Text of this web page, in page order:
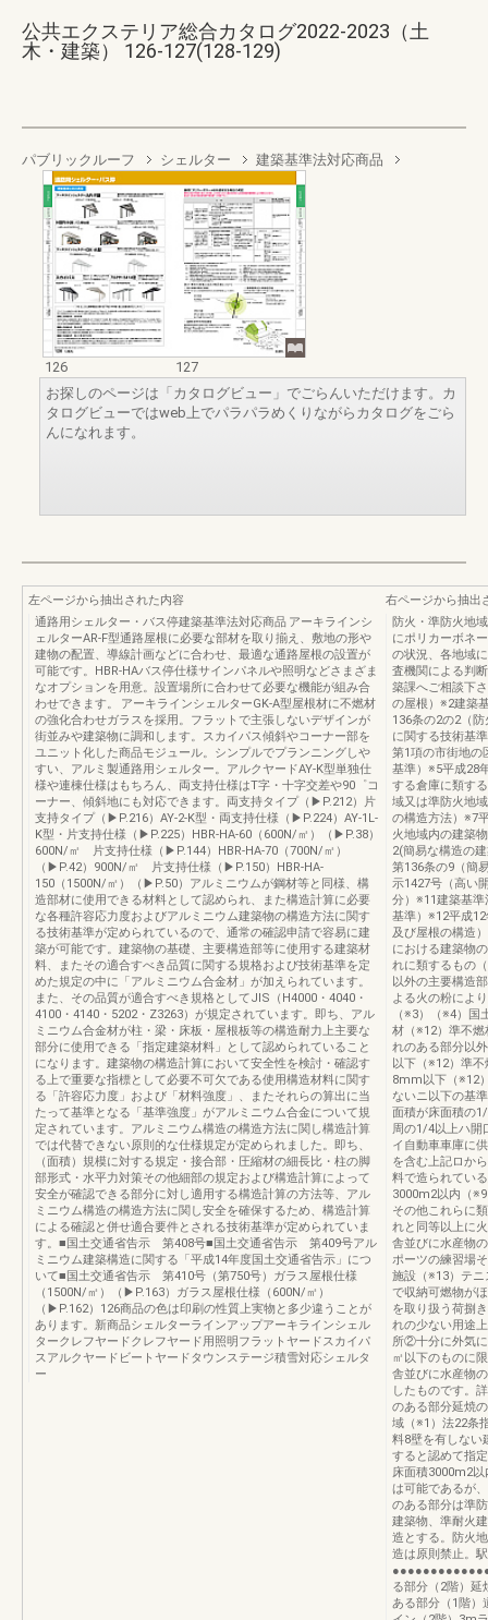
公共エクステリア総合カタログ2022-2023（土
木・建築） 126-127(128-129)
パブリックルーフ シェルター 建築基準法対応商品
126
127
お探しのページは「カタログビュー」でごらんいただけます。カ
タログビューではweb上でパラパラめくりながらカタログをごら
んになれます。
左ページから抽出された内容
通路用シェルター・バス停建築基準法対応商品 アーキラインシ
ェルターAR-F型通路屋根に必要な部材を取り揃え、敷地の形や
建物の配置、導線計画などに合わせ、最適な通路屋根の設置が
可能です。HBR-HAバス停仕様サインパネルや照明などさまざま
なオプションを用意。設置場所に合わせて必要な機能が組み合
わせできます。 アーキラインシェルターGK-A型屋根材に不燃材
の強化合わせガラスを採用。フラットで主張しないデザインが
街並みや建築物に調和します。スカイパス傾斜やコーナー部を
ユニット化した商品モジュール。シンプルでプランニングしや
すい、アルミ製通路用シェルター。アルクヤードAY-K型単独仕
様や連棟仕様はもちろん、両支持仕様はT字・十字交差や90゜コ
ーナー、傾斜地にも対応できます。両支持タイプ（▶P.212）片
支持タイプ（▶P.216）AY-2-K型・両支持仕様（▶P.224）AY-1L-
K型・片支持仕様（▶P.225）HBR-HA-60（600N/㎡）（▶P.38）
600N/㎡ 片支持仕様（▶P.144）HBR-HA-70（700N/㎡）
（▶P.42）900N/㎡ 片支持仕様（▶P.150）HBR-HA-
150（1500N/㎡）（▶P.50）アルミニウムが鋼材等と同様、構
造部材に使用できる材料として認められ、また構造計算に必要
な各種許容応力度およびアルミニウム建築物の構造方法に関す
る技術基準が定められているので、通常の確認申請で容易に建
築が可能です。建築物の基礎、主要構造部等に使用する建築材
料、またその適合すべき品質に関する規格および技術基準を定
めた規定の中に「アルミニウム合金材」が加えられています。
また、その品質が適合すべき規格としてJIS（H4000・4040・
4100・4140・5202・Z3263）が規定されています。即ち、アル
ミニウム合金材が柱・梁・床板・屋根板等の構造耐力上主要な
部分に使用できる「指定建築材料」として認められていること
になります。建築物の構造計算において安全性を検討・確認す
る上で重要な指標として必要不可欠である使用構造材料に関す
る「許容応力度」および「材料強度」、またそれらの算出に当
たって基準となる「基準強度」がアルミニウム合金について規
定されています。アルミニウム構造の構造方法に関し構造計算
では代替できない原則的な仕様規定が定められました。即ち、
（面積）規模に対する規定・接合部・圧縮材の細長比・柱の脚
部形式・水平力対策その他細部の規定および構造計算によって
安全が確認できる部分に対し適用する構造計算の方法等、アル
ミニウム構造の構造方法に関し安全を確保するため、構造計算
による確認と併せ適合要件とされる技術基準が定められていま
す。■国土交通省告示 第408号■国土交通省告示 第409号アル
ミニウム建築構造に関する「平成14年度国土交通省告示」につ
いて■国土交通省告示 第410号（第750号）ガラス屋根仕様
（1500N/㎡）（▶P.163）ガラス屋根仕様（600N/㎡）
（▶P.162）126商品の色は印刷の性質上実物と多少違うことが
あります。新商品シェルターラインアップアーキラインシェル
タークレフヤードクレフヤード用照明フラットヤードスカイパ
スアルクヤードビートヤードタウンステージ積雪対応シェルタ
ー
右ページから抽出
防火・準防火地
にポリカーボネ
の状況、各地域
査機関による判
築課へご相談下
の屋根）※2建築
136条の2の2（
に関する技術基
第1項の市街地の
基準）※5平成28
する倉庫に類す
域又は準防火地
の構造方法）※7
火地域内の建築
2(簡易な構造の
第136条の9（簡
示1427号（高い
分）※11建築基
基準）※12平成
及び屋根の構造
における建築物
れに類するもの
以外の主要構造
よる火の粉によ
（※3）（※4）
材（※12）準不
れのある部分以
以下（※12）準
8mm以下（※12
ないニ以下の基
面積が床面積の
周の1/4以上ハ
イ自動車車庫に
を含む上記ロか
料で造られてい
3000m2以内（
その他これらに
れと同等以上に
舎並びに水産物
ポーツの練習場
施設（※13）テ
で収納可燃物が
を取り扱う荷捌
れの少ない用途
所②十分に外気
㎡以下のものに
舎並びに水産物
したものです。
のある部分延焼
域（※1）法22
料8壁を有しない
すると認めて指
床面積3000m2
は可能であるが
のある部分は準
建築物、準耐火
造とする。防火
造は原則禁止。
る部分（2階）延
ある部分（1階